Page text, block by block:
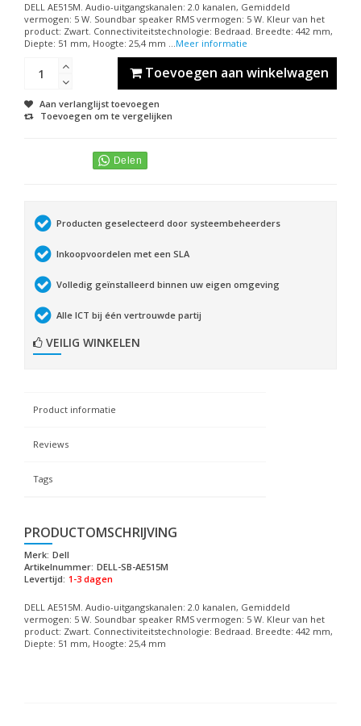
DELL AE515M. Audio-uitgangskanalen: 2.0 kanalen, Gemiddeld
vermogen: 5 W. Soundbar speaker RMS vermogen: 5 W. Kleur van het
product: Zwart. Connectiviteitstechnologie: Bedraad. Breedte: 442 mm,
Diepte: 51 mm, Hoogte: 25,4 mm ...Meer informatie
Toevoegen aan winkelwagen
Aan verlanglijst toevoegen
Toevoegen om te vergelijken
Producten geselecteerd door systeembeheerders
Inkoopvoordelen met een SLA
Volledig geïnstalleerd binnen uw eigen omgeving
Alle ICT bij één vertrouwde partij
VEILIG WINKELEN
Product informatie
Reviews
Tags
PRODUCTOMSCHRIJVING
Merk: Dell
Artikelnummer: DELL-SB-AE515M
Levertijd: 1-3 dagen
DELL AE515M. Audio-uitgangskanalen: 2.0 kanalen, Gemiddeld
vermogen: 5 W. Soundbar speaker RMS vermogen: 5 W. Kleur van het
product: Zwart. Connectiviteitstechnologie: Bedraad. Breedte: 442 mm,
Diepte: 51 mm, Hoogte: 25,4 mm